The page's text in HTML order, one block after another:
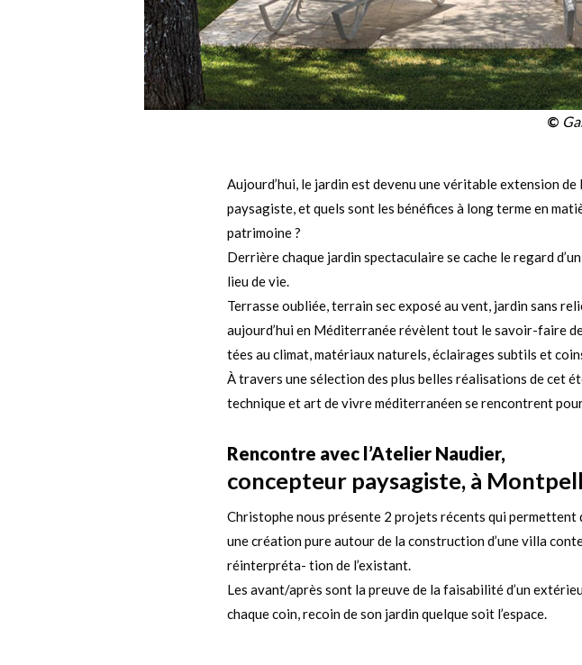
©
Aujourd’hui, le jardin est devenu une véritable extension
paysagiste, et quels sont les bénéfices à long terme en
patrimoine ?
Derrière chaque jardin spectaculaire se cache le regard
lieu de vie.
Terrasse oubliée, terrain sec exposé au vent, jardin sans
aujourd’hui en Méditerranée révèlent tout le savoir-faire
tées au climat, matériaux naturels, éclairages subtils et
À travers une sélection des plus belles réalisations de cet
technique et art de vivre méditerranéen se rencontrent
Rencontre avec l’Atelier Naudier,
concepteur paysagiste, à
Christophe nous présente 2 projets récents qui permettent
une création pure autour de la construction d’une villa
réinterpréta- tion de l’existant.
Les avant/après sont la preuve de la faisabilité d’un
chaque coin, recoin de son jardin quelque soit l’espace.